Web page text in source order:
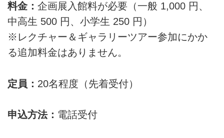
料金： 企画展入館料が必要（一般 1,000 円、
中高生 500 円、小学生 250 円）
※レクチャー＆ギャラリーツアー参加にかか
る追加料金はありません。
定員： 20名程度（先着受付）
申込方法： 電話受付